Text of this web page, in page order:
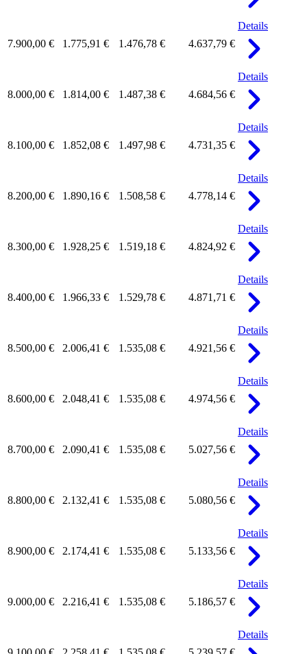
7.900,00 € 1.775,91 € 1.476,78 € 4.637,79 €
Details
8.000,00 € 1.814,00 € 1.487,38 € 4.684,56 €
Details
8.100,00 € 1.852,08 € 1.497,98 € 4.731,35 €
Details
8.200,00 € 1.890,16 € 1.508,58 € 4.778,14 €
Details
8.300,00 € 1.928,25 € 1.519,18 € 4.824,92 €
Details
8.400,00 € 1.966,33 € 1.529,78 € 4.871,71 €
Details
8.500,00 € 2.006,41 € 1.535,08 € 4.921,56 €
Details
8.600,00 € 2.048,41 € 1.535,08 € 4.974,56 €
Details
8.700,00 € 2.090,41 € 1.535,08 € 5.027,56 €
Details
8.800,00 € 2.132,41 € 1.535,08 € 5.080,56 €
Details
8.900,00 € 2.174,41 € 1.535,08 € 5.133,56 €
Details
9.000,00 € 2.216,41 € 1.535,08 € 5.186,57 €
Details
Details